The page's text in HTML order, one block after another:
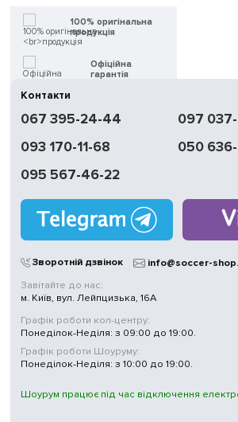
100% оригінальна
продукція
Офіційна
гарантія
доставка
Обмін | Повернення
без вихідних
у Києві
Контакти
067 395-24-44
097
093 170-11-68
050
095 567-46-22
Зворотній дзвінок
info@soccer-
Завітайте до нас:
м. Київ, вул. Лейпцизька, 16А
Графік роботи кол-центру:
Понеділок-Неділя: з 09:00 до 19:00.
Графік роботи Шоуруму:
Понеділок-Неділя: з 10:00 до 19:00.
Шоурум працює під час відключення